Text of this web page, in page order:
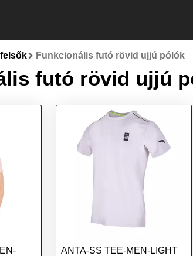
Funkcionális futó rövid ujjú pólók
futó rövid ujjú
ANTA-SS TEE-MEN-LIGHT